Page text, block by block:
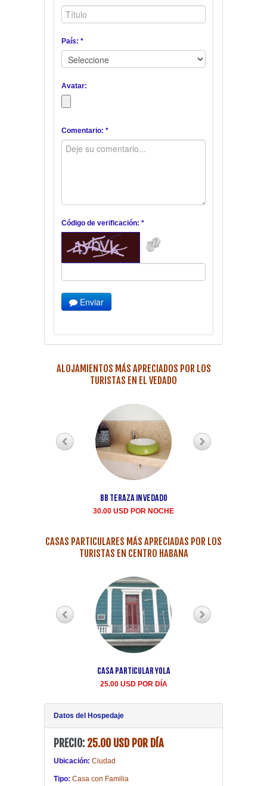
País: *
Avatar:
Comentario: *
Código de verificación: *
Enviar
ALOJAMIENTOS MÁS APRECIADOS POR LOS
TURISTAS EN EL VEDADO
BB teraza in Vedado
30.00 USD POR NOCHE
CASAS PARTICULARES MÁS APRECIADAS POR LOS
TURISTAS EN CENTRO HABANA
Casa Particular Yola
25.00 USD POR DÍA
Datos del Hospedaje
PRECIO: 25.00 USD POR DÍA
Ubicación: Ciudad
Tipo: Casa con Familia